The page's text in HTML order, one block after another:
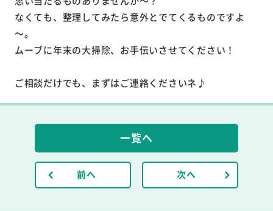
なくても、整理してみたら意外とでてくるものですよ
～。
ムーブに年末の大掃除、お手伝いさせてください！
ご相談だけでも、まずはご連絡くださいネ♪
前へ
一覧へ
次へ